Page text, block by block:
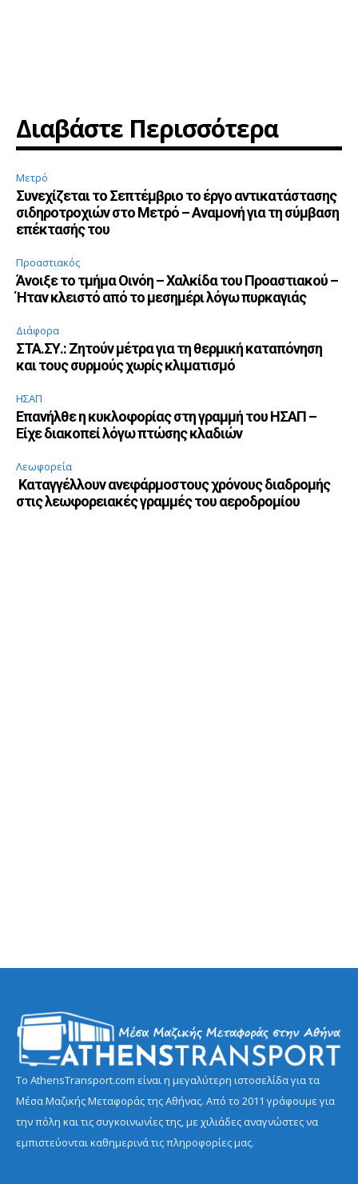
Διαβάστε Περισσότερα
Μετρό
Συνεχίζεται το Σεπτέμβριο το έργο αντικατάστασης
σιδηροτροχιών στο Μετρό – Αναμονή για τη σύμβαση
επέκτασής του
Προαστιακός
Άνοιξε το τμήμα Οινόη – Χαλκίδα του Προαστιακού –
Ήταν κλειστό από το μεσημέρι λόγω πυρκαγιάς
Διάφορα
ΣΤΑ.ΣΥ.: Ζητούν μέτρα για τη θερμική καταπόνηση
και τους συρμούς χωρίς κλιματισμό
ΗΣΑΠ
Επανήλθε η κυκλοφορίας στη γραμμή του ΗΣΑΠ –
Είχε διακοπεί λόγω πτώσης κλαδιών
Λεωφορεία
Καταγγέλλουν ανεφάρμοστους χρόνους διαδρομής
στις λεωφορειακές γραμμές του αεροδρομίου
Το AthensTransport.com είναι η μεγαλύτερη ιστοσελίδα για τα
Μέσα Μαζικής Μεταφοράς της Αθήνας. Από το 2011 γράφουμε για
την πόλη και τις συγκοινωνίες της, με χιλιάδες αναγνώστες να
εμπιστεύονται καθημερινά τις πληροφορίες μας.